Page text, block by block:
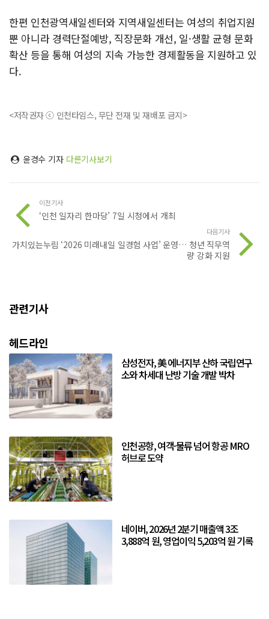
한편 인천광역새일센터와 지역새일센터는 여성의 취업지원
뿐 아니라 경력단절예방, 직장문화 개선, 일·생활 균형 문화
확산 등을 통해 여성의 지속 가능한 경제활동을 지원하고 있
다.
<저작권자 ⓒ 인천타임스, 무단 전재 및 재배포 금지>
윤경수 기자 다른기사보기
이전기사
‘인천 일자리 한마당’ 7일 시청에서 개최
다음기사
가치있는누림 ‘2026 미래내일 일경험 사업’ 운영… 청년 직무역
량 강화 지원
관련기사
헤드라인
삼성전자, 美 에너지부 산하 국립연구
소와 차세대 난방 기술 개발 박차
인천공항, 여객·물류 넘어 항공 MRO
허브로 도약
네이버, 2026년 2분기 매출액 3조
3,888억 원, 영업이익 5,203억 원 기록